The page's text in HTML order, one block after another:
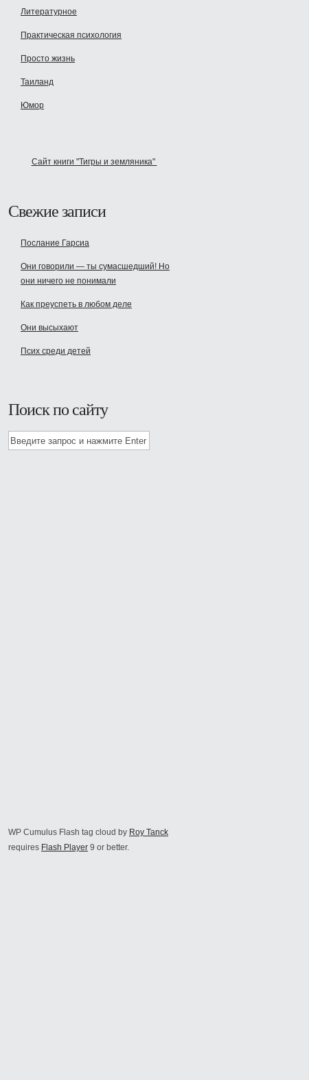
Литературное
Практическая психология
Просто жизнь
Таиланд
Юмор
Сайт книги "Тигры и земляника"
Свежие записи
Послание Гарсиа
Они говорили — ты сумасшедший! Но
они ничего не понимали
Как преуспеть в любом деле
Они высыхают
Псих среди детей
Поиск по сайту
WP Cumulus Flash tag cloud by Roy Tanck
requires Flash Player 9 or better.